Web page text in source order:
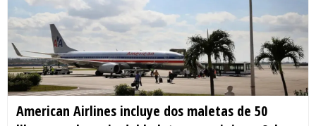
American Airlines incluye dos maletas de 50